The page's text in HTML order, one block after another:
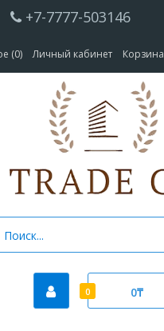
+7-7777-503146
(0) Личный кабинет Корзина
0 0₸